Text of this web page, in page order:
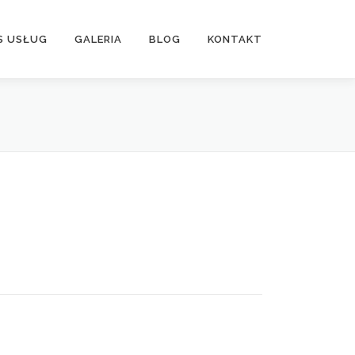
USŁUG GALERIA BLOG KONTAKT